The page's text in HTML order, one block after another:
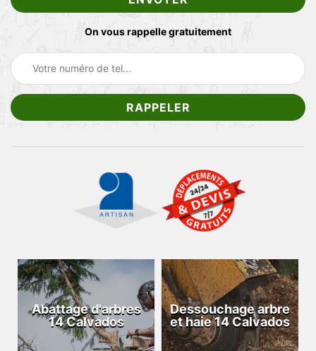
On vous rappelle gratuitement
Abattage d'arbres
14 Calvados
Dessouchage arbre
et haie 14 Calvados